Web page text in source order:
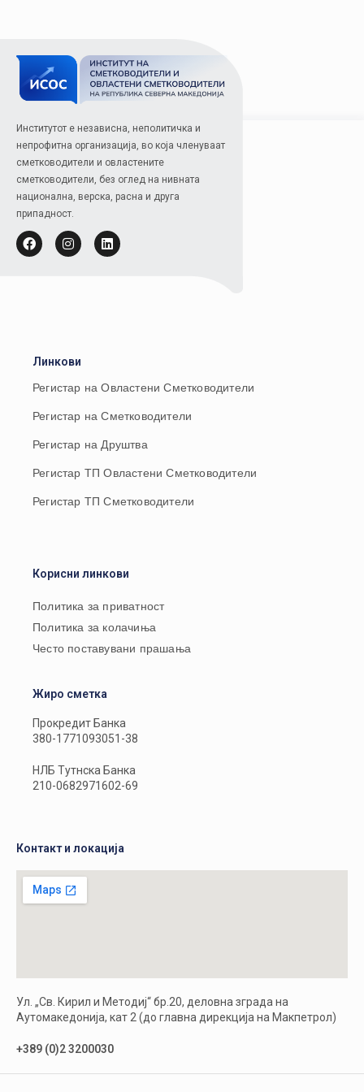
Институтот е независна, неполитичка и
непрофитна организација, во која членуваат
сметководители и овластените
сметководители, без оглед на нивната
национална, верска, расна и друга
припадност.
Линкови
Регистар на Овластени Сметководители
Регистар на Сметководители
Регистар на Друштва
Регистар ТП Овластени Сметководители
Регистар ТП Сметководители
Корисни линкови
Политика за приватност
Политика за колачиња
Често поставувани прашања
Жиро сметка
Прокредит Банка
380-1771093051-38
НЛБ Тутнска Банка
210-0682971602-69
Контакт и локација
Ул. „Св. Кирил и Методиј“ бр.20, деловна зграда на
Аутомакедонија, кат 2 (до главна дирекција на Макпетрол)
+389 (0)2 3200030